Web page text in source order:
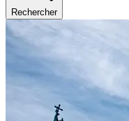
Rechercher